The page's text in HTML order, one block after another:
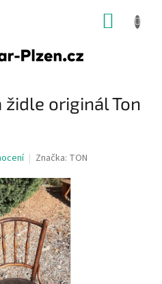
originál Ton
Značka: TON